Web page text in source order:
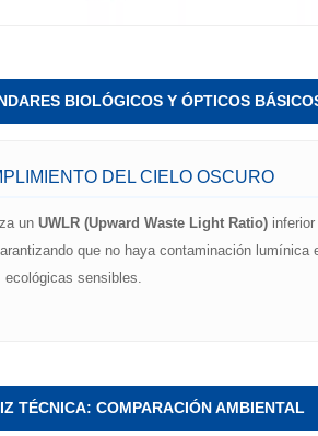
BIOLÓGICOS Y ÓPTICOS
DEL CIELO OSCURO
un UWLR (Upward Waste Light Ratio) inferior
que no haya contaminación lumínica
ecológicas sensibles.
TÉCNICA: COMPARACIÓN AMBIENTAL